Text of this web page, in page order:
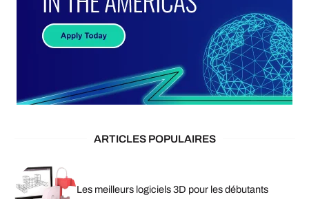
ARTICLES POPULAIRES
Les meilleurs logiciels 3D pour les débutants